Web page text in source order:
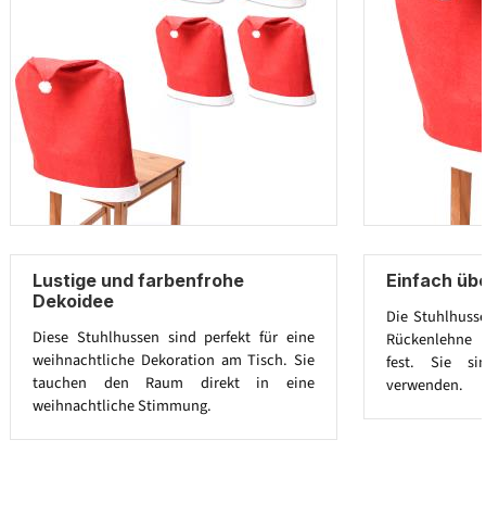
Lustige und farbenfrohe
Dekoidee
Diese Stuhlhussen sind perfekt für eine
weihnachtliche Dekoration am Tisch. Sie
tauchen den Raum direkt in eine
weihnachtliche Stimmung.
Einfach
Die
fest. Sie
verwenden.